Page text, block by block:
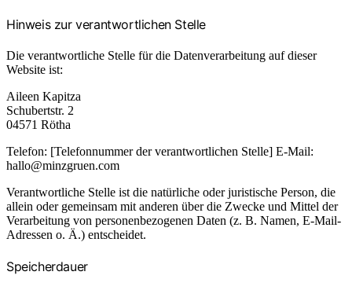
Hinweis zur verantwortlichen Stelle
Die verantwortliche Stelle für die Datenverarbeitung auf dieser
Website ist:
Aileen Kapitza
Schubertstr. 2
04571 Rötha
Telefon: [Telefonnummer der verantwortlichen Stelle] E-Mail:
hallo@minzgruen.com
Verantwortliche Stelle ist die natürliche oder juristische Person, die
allein oder gemeinsam mit anderen über die Zwecke und Mittel der
Verarbeitung von personenbezogenen Daten (z. B. Namen, E-Mail-
Adressen o. Ä.) entscheidet.
Speicherdauer